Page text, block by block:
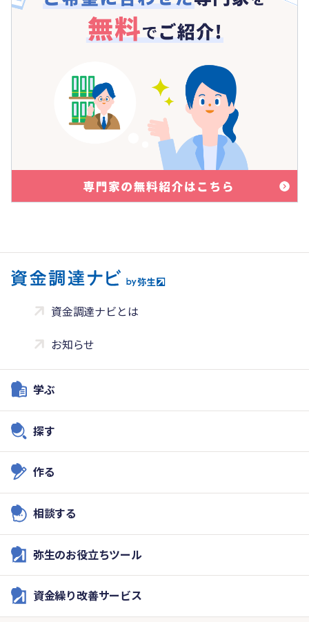
資金調達ナビとは
お知らせ
学ぶ
探す
作る
相談する
弥生のお役立ちツール
資金繰り改善サービス